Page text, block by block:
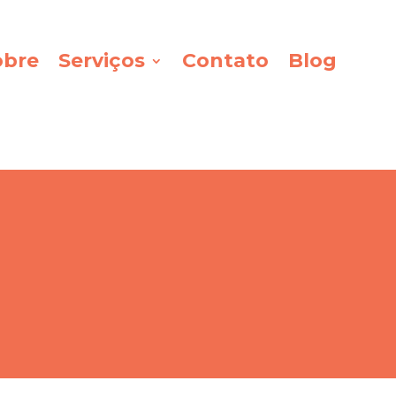
Serviços Contato Blog